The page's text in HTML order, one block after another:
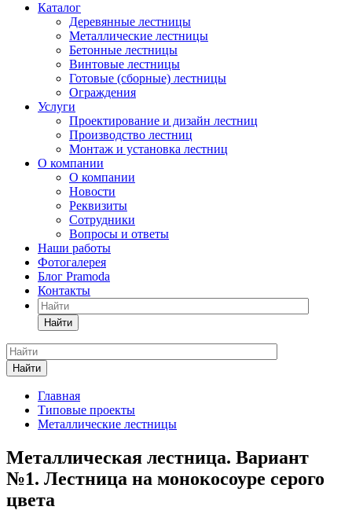
Каталог
Деревянные лестницы
Металлические лестницы
Бетонные лестницы
Винтовые лестницы
Готовые (сборные) лестницы
Ограждения
Услуги
Проектирование и дизайн лестниц
Производство лестниц
Монтаж и установка лестниц
О компании
О компании
Новости
Реквизиты
Сотрудники
Вопросы и ответы
Наши работы
Фотогалерея
Блог Pramoda
Контакты
Найти
Найти
Главная
Типовые проекты
Металлические лестницы
Металлическая лестница. Вариант
№1. Лестница на монокосоуре серого
цвета